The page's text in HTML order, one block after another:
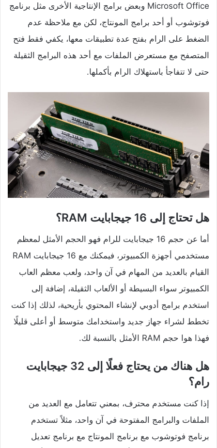
Microsoft Office وبعض برامج الإنتاجية الأخرى مثل برنامج
فوتوشوب أو أحد برامج المونتاج، لكن مع ملاحظة عدم
الضغط على الرام بفتح عدة تطبيقات معها، يكفي فقط فتح
المتصفح مع مستعرض الملفات مع أحد هذه البرامج الثقيلة
حتى لا تتفاجأ باستهلاك الرام بأكملها.
هل تحتاج إلى 16 جيجابايت RAM؟
أما عن حجم 16 جيجابايت للرام فهو الحجم الأمثل لمعظم
مستخدمي أجهزة الكمبيوتر، فيمكنك مع 16 جيجابايت RAM
القيام بالعديد من المهام في آن واحد، ولعب معظم العاب
الكمبيوتر سواء البسيطة أو الألعاب الثقيلة، إضافة إلى
استخدم برامج أدوبي لإنشاء المحتوي بأريحية، لذلك إذا كنت
تخطط لشراء جهاز جديد واستخدامك متوسط أو أعلى قليلًا
فهذا هوا حجم RAM الأمثل بالنسبة لك.
هل هناك من يحتاج فعلًا إلى 32 جيجابايت
رام؟
إذا كنت مستخدم محترف، بمعني تتعامل مع العديد من
الملفات والبرامج المفتوحة في آن واحد، مثلاً تستخدم
برنامج فوتوشوب مع برنامج المونتاج مع برنامج تعديل